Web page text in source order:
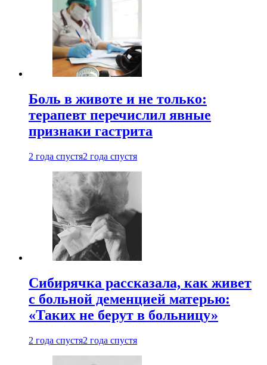
Боль в животе и не только:
терапевт перечислил явные
признаки гастрита
2 года спустя2 года спустя
Сибирячка рассказала, как живет
с больной деменцией матерью:
«Таких не берут в больницу»
2 года спустя2 года спустя